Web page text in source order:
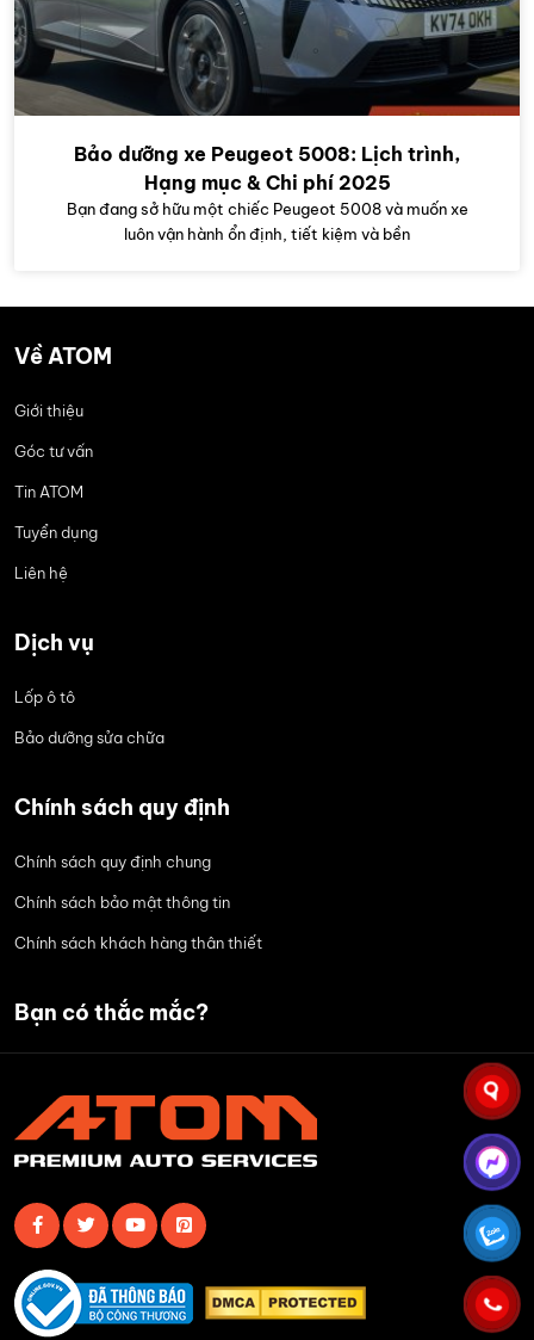
Bảo dưỡng xe Peugeot 5008: Lịch trình,
Hạng mục & Chi phí 2025
Bạn đang sở hữu một chiếc Peugeot 5008 và muốn xe
luôn vận hành ổn định, tiết kiệm và bền
Về ATOM
Giới thiệu
Góc tư vấn
Tin ATOM
Tuyển dụng
Liên hệ
Dịch vụ
Lốp ô tô
Bảo dưỡng sửa chữa
Chính sách quy định
Chính sách quy định chung
Chính sách bảo mật thông tin
Chính sách khách hàng thân thiết
Bạn có thắc mắc?